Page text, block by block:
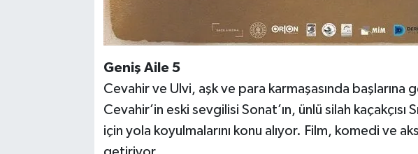
Geniş Aile 5
Cevahir ve Ulvi, aşk ve para karmaşasında başlarına
Cevahir’in eski sevgilisi Sonat’ın, ünlü silah kaçakçısı
için yola koyulmalarını konu alıyor. Film, komedi ve